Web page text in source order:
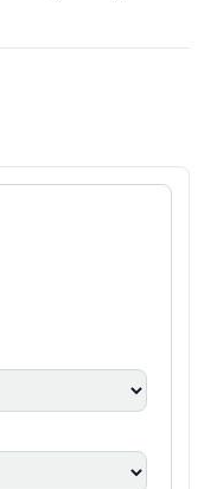
di prezzo: